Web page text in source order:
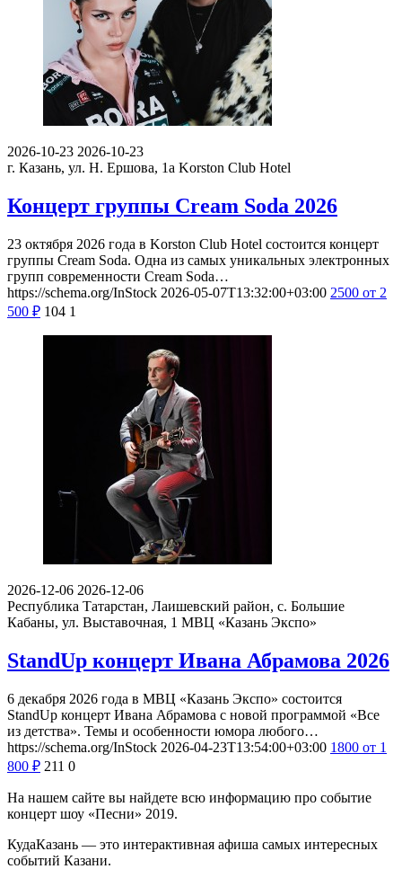
2026-10-23 2026-10-23
г. Казань, ул. Н. Ершова, 1а Korston Club Hotel
Концерт группы Cream Soda 2026
23 октября 2026 года в Korston Club Hotel состоится концерт
группы Cream Soda. Одна из самых уникальных электронных
групп современности Cream Soda…
https://schema.org/InStock 2026-05-07T13:32:00+03:00 2500 от 2
500 ₽ 104 1
2026-12-06 2026-12-06
Республика Татарстан, Лаишевский район, с. Большие
Кабаны, ул. Выставочная, 1 МВЦ «Казань Экспо»
StandUp концерт Ивана Абрамова 2026
6 декабря 2026 года в МВЦ «Казань Экспо» состоится
StandUp концерт Ивана Абрамова с новой программой «Все
из детства». Темы и особенности юмора любого…
https://schema.org/InStock 2026-04-23T13:54:00+03:00 1800 от 1
800 ₽ 211 0
На нашем сайте вы найдете всю информацию про событие
концерт шоу «Песни» 2019.
КудаКазань — это интерактивная афиша самых интересных
событий Казани.